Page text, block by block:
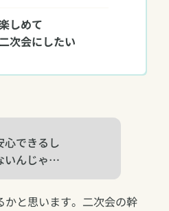
しめて
次会にしたい
心できるし
いんじゃ…
かと思います。二次会の幹